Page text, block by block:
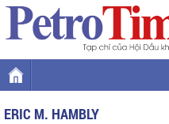
ERIC M. HAMBLY